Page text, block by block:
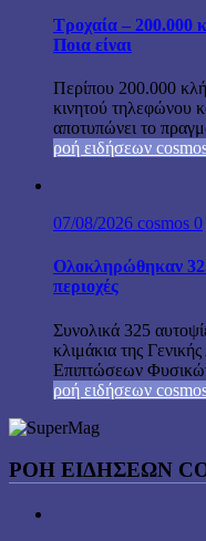
Τροχαία – 200.000
Ποια είναι
Περίπου 200.000
κινητού τηλεφώνου
αποτυπώνει το
ροή ειδήσεων
07/08/2026 cosmos 0
Ολοκληρώθηκαν
περιοχές
Συνολικά 325
κλιμάκια της
Επιπτώσεων
ροή ειδήσεων
ΡΟΉ ΕΙΔΉΣΕΩΝ